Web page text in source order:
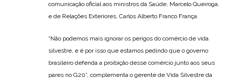
comunicação oficial aos ministros da Saúde, Marcelo Queiroga,
e de Relações Exteriores, Carlos Alberto Franco França.
“Não podemos mais ignorar os perigos do comércio de vida
silvestre, e é por isso que estamos pedindo que o governo
brasileiro defenda a proibição desse comércio junto aos seus
pares no G20”, complementa o gerente de Vida Silvestre da